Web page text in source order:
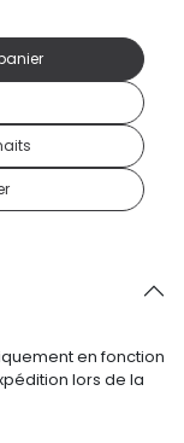
en fonction
lors de la